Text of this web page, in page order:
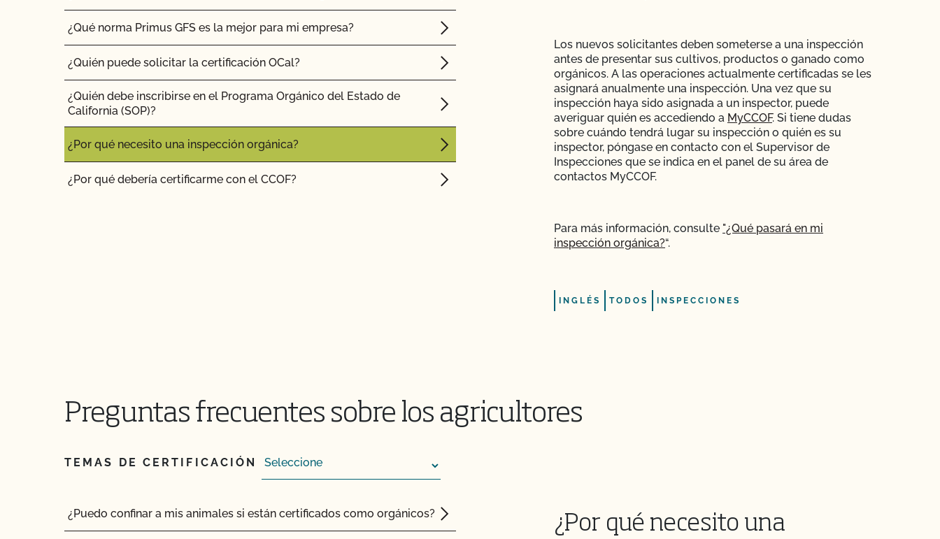
¿Qué norma Primus GFS es la mejor para mi empresa?
¿Quién puede solicitar la certificación OCal?
¿Quién debe inscribirse en el Programa Orgánico del Estado de
California (SOP)?
¿Por qué necesito una inspección orgánica?
¿Por qué debería certificarme con el CCOF?
Los nuevos solicitantes deben someterse a una inspección
antes de presentar sus cultivos, productos o ganado como
orgánicos. A las operaciones actualmente certificadas se les
asignará anualmente una inspección. Una vez que su
inspección haya sido asignada a un inspector, puede
averiguar quién es accediendo a MyCCOF. Si tiene dudas
sobre cuándo tendrá lugar su inspección o quién es su
inspector, póngase en contacto con el Supervisor de
Inspecciones que se indica en el panel de su área de
contactos MyCCOF.
Para más información, consulte "¿Qué pasará en mi
inspección orgánica?“.
INGLÉS TODOS INSPECCIONES
Preguntas frecuentes sobre los agricultores
TEMAS DE CERTIFICACIÓN
¿Puedo confinar a mis animales si están certificados como orgánicos?
¿Por qué necesito una